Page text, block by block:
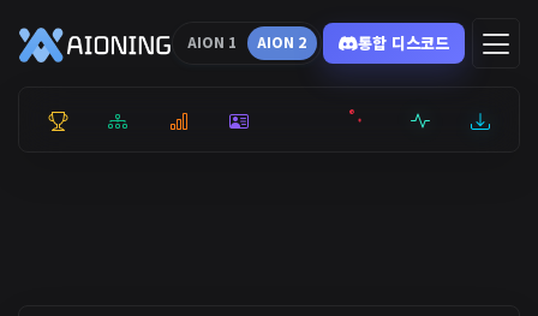
AION 1 AION 2 통합 디스코드
통합 순위리더보드통계 캐릭터 서버현황최근기록잉미